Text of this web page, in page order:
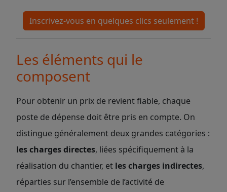
Inscrivez-vous en quelques clics seulement !
Les éléments qui le
composent
Pour obtenir un prix de revient fiable, chaque
poste de dépense doit être pris en compte. On
distingue généralement deux grandes catégories :
les charges directes, liées spécifiquement à la
réalisation du chantier, et les charges indirectes,
réparties sur l’ensemble de l’activité de